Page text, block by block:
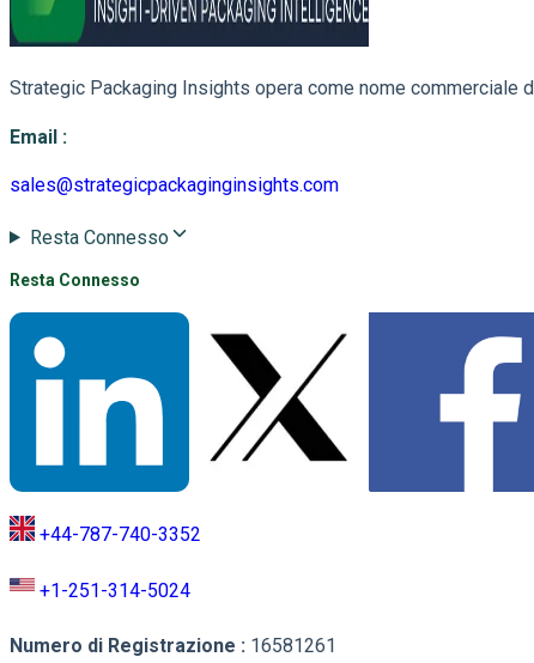
Strategic Packaging Insights opera come nome commerciale
Email :
sales@strategicpackaginginsights.com
Resta Connesso
Resta Connesso
+44-787-740-3352
+1-251-314-5024
Numero di Registrazione : 16581261